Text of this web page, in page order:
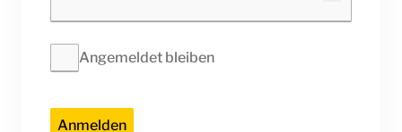
Angemeldet bleiben
Anmelden